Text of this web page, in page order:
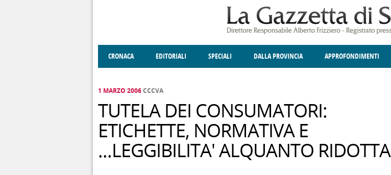
CRONACA EDITORIALI SPECIALI DALLA PROVINCIA APPROFONDIMENTI
1 MARZO 2006CCCVA
TUTELA DEI CONSUMATORI:
ETICHETTE, NORMATIVA E
...LEGGIBILITA' ALQUANTO RIDOTTA